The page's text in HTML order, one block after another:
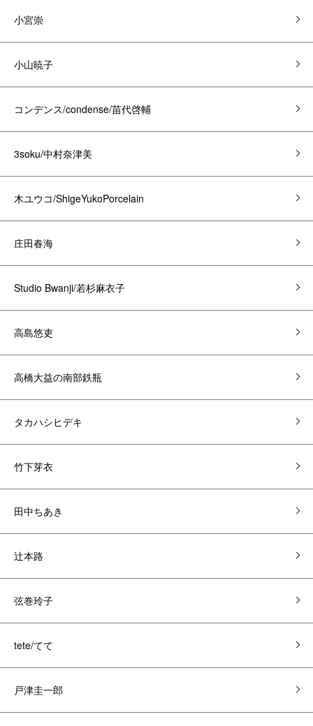
小宮崇
小山暁子
コンデンス/condense/苗代啓輔
3soku/中村奈津美
木ユウコ/ShigeYukoPorcelain
庄田春海
Studio Bwanji/若杉麻衣子
高島悠吏
高橋大益の南部鉄瓶
タカハシヒデキ
竹下芽衣
田中ちあき
辻本路
弦巻玲子
tete/てて
戸津圭一郎